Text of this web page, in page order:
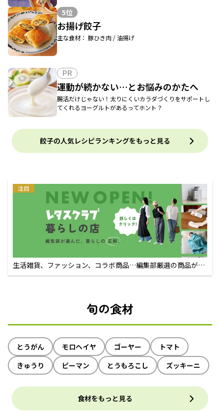
5位
お揚げ餃子
主な食材： 豚ひき肉 / 油揚げ
PR
運動が続かない…とお悩みのかたへ
腸活だけじゃない！太りにくいカラダづくりをサポートし
てくれるヨーグルトがあるってホント？
餃子の人気レシピランキングをもっと見る
注目
生活雑貨、ファッション、コラボ商品…編集部厳選の商品が買
えるECサイト
旬の食材
とうがん モロヘイヤ ゴーヤー
トマト
きゅうり
ピーマン とうもろこし ズッキーニ
食材をもっと見る